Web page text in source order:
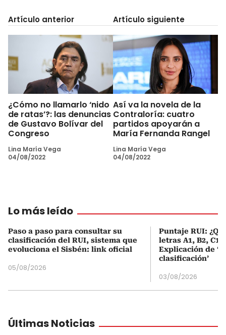
Artículo anterior
¿Cómo no llamarlo ‘nido
de ratas’?: las denuncias
de Gustavo Bolívar del
Congreso
Lina María Vega
04/08/2022
Artículo siguiente
Así va la novela de la
Contraloría: cuatro
partidos apoyarán a
María Fernanda Rangel
Lina María Vega
04/08/2022
Lo más leído
Paso a paso para consultar su
clasificación del RUI, sistema que
evoluciona el Sisbén: link oficial
05/08/2026
Puntaje RUI:
letras A1, B2, C1
Explicación de
clasificación’
03/08/2026
Últimas Noticias